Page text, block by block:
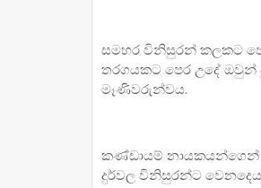
සමහර විනිසුරන් කලකට
තරගයකට පෙර උදේ
මෑණිවරුන්වය.
කණ්ඩායම් නායකයන්ගෙන්
දුර්වල විනිසුරන්ට